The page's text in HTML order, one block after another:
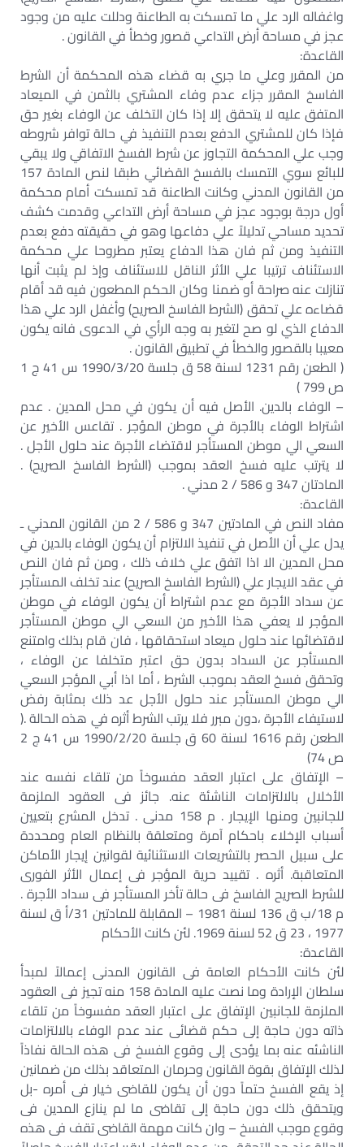
واغفاله الرد علي ما تمسكت به الطاعنة ودللت عليه من وجود
عجز في مساحة أرض التداعي قصور وخطأ في القانون .
القاعدة:
من المقرر وعلي ما جري به قضاء هذه المحكمة أن الشرط
الفاسخ المقرر جزاء عدم وفاء المشتري بالثمن في الميعاد
المتفق عليه لا يتحقق إلا إذا كان التخلف عن الوفاء بغير حق
فإذا كان للمشتري الدفع بعدم التنفيذ في حالة توافر شروطه
وجب علي المحكمة التجاوز عن شرط الفسخ الاتفاقي ولا يبقي
للبائع سوي التمسك بالفسخ القضائي طبقا لنص المادة 157
من القانون المدني وكانت الطاعنة قد تمسكت أمام محكمة
أول درجة بوجود عجز في مساحة أرض التداعي وقدمت كشف
تحديد مساحي تدليلاً علي دفاعها وهو في حقيقته دفع بعدم
التنفيذ ومن ثم فان هذا الدفاع يعتبر مطروحا علي محكمة
الاستئناف ترتيبا علي الأثر الناقل للاستئناف وإذ لم يثبت أنها
تنازلت عنه صراحة أو ضمنا وكان الحكم المطعون فيه قد أقام
قضاءه علي تحقق (الشرط الفاسخ الصريح) وأغفل الرد علي هذا
الدفاع الذي لو صح لتغير به وجه الرأي في الدعوى فانه يكون
معيبا بالقصور والخطأ في تطبيق القانون .
( الطعن رقم 1231 لسنة 58 ق جلسة 1990/3/20 س 41 ج 1
ص 799 )
– الوفاء بالدين. الأصل فيه أن يكون في محل المدين . عدم
اشتراط الوفاء بالأجرة في موطن المؤجر . تقاعس الأخير عن
السعي الي موطن المستأجر لاقتضاء الأجرة عند حلول الأجل .
لا يترتب عليه فسخ العقد بموجب (الشرط الفاسخ الصريح) .
المادتان 347 و 586 / 2 مدني .
القاعدة:
مفاد النص في المادتين 347 و 586 / 2 من القانون المدني ـ
يدل علي أن الأصل في تنفيذ الالتزام أن يكون الوفاء بالدين في
محل المدين الا اذا اتفق علي خلاف ذلك ، ومن ثم فان النص
في عقد الايجار علي (الشرط الفاسخ الصريح) عند تخلف المستأجر
عن سداد الأجرة مع عدم اشتراط أن يكون الوفاء في موطن
المؤجر لا يعفي هذا الأخير من السعي الي موطن المستأجر
لاقتضائها عند حلول ميعاد استحقاقها ، فان قام بذلك وامتنع
المستأجر عن السداد بدون حق اعتبر متخلفا عن الوفاء ،
وتحقق فسخ العقد بموجب الشرط ، أما اذا أبي المؤجر السعي
الي موطن المستأجر عند حلول الأجل عد ذلك بمثابة رفض
لاستيفاء الأجرة ،دون مبرر فلا يرتب الشرط أثره في هذه الحالة .(
الطعن رقم 1616 لسنة 60 ق جلسة 1990/2/20 س 41 ج 2
ص 74)
– الإتفاق على اعتبار العقد مفسوخاً من تلقاء نفسه عند
الأخلال بالالتزامات الناشئة عنه. جائز فى العقود الملزمة
للجانبين ومنها الإيجار . م 158 مدنى . تدخل المشرع بتعيين
أسباب الإخلاء باحكام آمرة ومتعلقة بالنظام العام ومحددة
على سبيل الحصر بالتشريعات الاستثنائية لقوانين إيجار الأماكن
المتعاقبة. أثره . تقييد حرية المؤجر فى إعمال الأثر الفورى
للشرط الصريح الفاسخ فى حالة تأخر المستأجر فى سداد الأجرة .
م 18/ب ق 136 لسنة 1981 – المقابلة للمادتين 31/أ ق لسنة
1977 ، 23 ق 52 لسنة 1969. لئن كانت الأحكام
القاعدة:
لئن كانت الأحكام العامة فى القانون المدنى إعمالاً لمبدأ
سلطان الإرادة وما نصت عليه المادة 158 منه تجيز فى العقود
الملزمة للجانبين الإتفاق على اعتبار العقد مفسوخاً من تلقاء
ذاته دون حاجة إلى حكم قضائى عند عدم الوفاء بالالتزامات
الناشئه عنه بما يؤدى إلى وقوع الفسخ فى هذه الحالة نفاذاً
لذلك الإتفاق بقوة القانون وحرمان المتعاقد بذلك من ضمانين
إذ يقع الفسخ حتماً دون أن يكون للقاضى خيار فى أمره -بل
ويتحقق ذلك دون حاجة إلى تقاضى ما لم ينازع المدين فى
وقوع موجب الفسخ – وان كانت مهمة القاضى تقف فى هذه